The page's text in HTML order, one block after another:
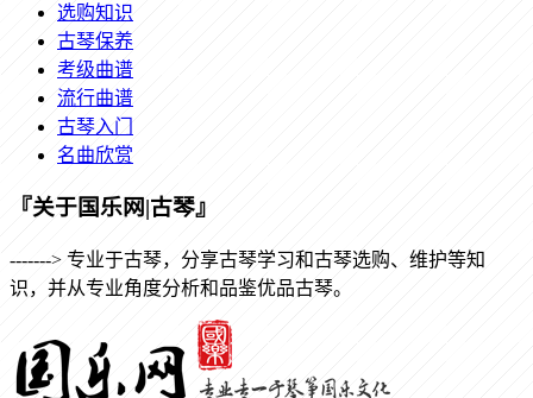
选购知识
古琴保养
考级曲谱
流行曲谱
古琴入门
名曲欣赏
『关于国乐网|古琴』
-------> 专业于古琴，分享古琴学习和古琴选购、维护等知
识，并从专业角度分析和品鉴优品古琴。